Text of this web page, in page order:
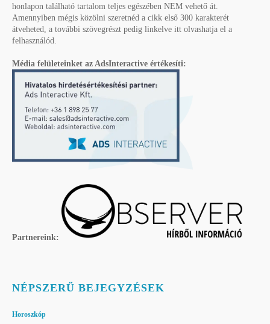
honlapon található tartalom teljes egészében NEM vehető át.
Amennyiben mégis közölni szeretnéd a cikk első 300 karakterét
átveheted, a további szövegrészt pedig linkelve itt olvashatja el a
felhasználód.
Média felületeinket az AdsInteractive értékesíti:
Partnereink:
NÉPSZERŰ BEJEGYZÉSEK
Horoszkóp